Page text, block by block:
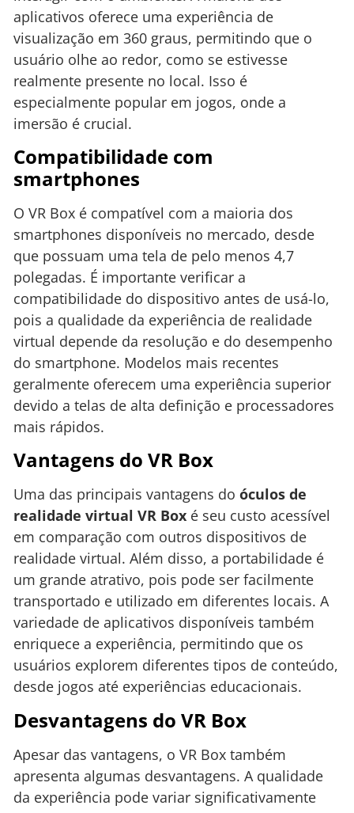
aplicativos oferece uma experiência de
visualização em 360 graus, permitindo que o
usuário olhe ao redor, como se estivesse
realmente presente no local. Isso é
especialmente popular em jogos, onde a
imersão é crucial.
Compatibilidade com
smartphones
O VR Box é compatível com a maioria dos
smartphones disponíveis no mercado, desde
que possuam uma tela de pelo menos 4,7
polegadas. É importante verificar a
compatibilidade do dispositivo antes de usá-lo,
pois a qualidade da experiência de realidade
virtual depende da resolução e do desempenho
do smartphone. Modelos mais recentes
geralmente oferecem uma experiência superior
devido a telas de alta definição e processadores
mais rápidos.
Vantagens do VR Box
Uma das principais vantagens do óculos de
realidade virtual VR Box é seu custo acessível
em comparação com outros dispositivos de
realidade virtual. Além disso, a portabilidade é
um grande atrativo, pois pode ser facilmente
transportado e utilizado em diferentes locais. A
variedade de aplicativos disponíveis também
enriquece a experiência, permitindo que os
usuários explorem diferentes tipos de conteúdo,
desde jogos até experiências educacionais.
Desvantagens do VR Box
Apesar das vantagens, o VR Box também
apresenta algumas desvantagens. A qualidade
da experiência pode variar significativamente